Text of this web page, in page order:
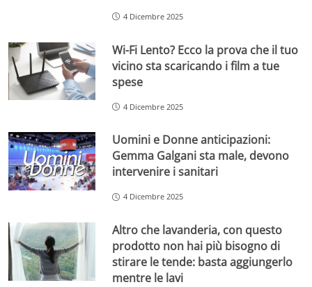
4 Dicembre 2025
Wi-Fi Lento? Ecco la prova che il tuo
vicino sta scaricando i film a tue
spese
4 Dicembre 2025
Uomini e Donne anticipazioni:
Gemma Galgani sta male, devono
intervenire i sanitari
4 Dicembre 2025
Altro che lavanderia, con questo
prodotto non hai più bisogno di
stirare le tende: basta aggiungerlo
mentre le lavi